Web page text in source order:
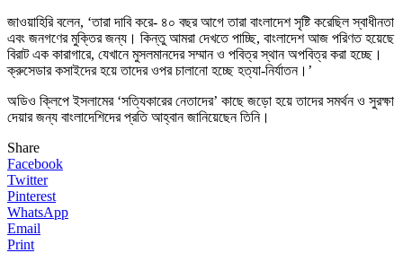
জাওয়াহিরি বলেন, ‘তারা দাবি করে- ৪০ বছর আগে তারা বাংলাদেশ সৃষ্টি করেছিল স্বাধীনতা
এবং জনগণের মুক্তির জন্য। কিন্তু আমরা দেখতে পাচ্ছি, বাংলাদেশ আজ পরিণত হয়েছে
বিরাট এক কারাগারে, যেখানে মুসলমানদের সম্মান ও পবিত্র স্থান অপবিত্র করা হচ্ছে।
ক্রুসেডার কসাইদের হয়ে তাদের ওপর চালানো হচ্ছে হত্যা-নির্যাতন।’
অডিও ক্লিপে ইসলামের ‘সত্যিকারের নেতাদের’ কাছে জড়ো হয়ে তাদের সমর্থন ও সুরক্ষা
দেয়ার জন্য বাংলাদেশিদের প্রতি আহ্বান জানিয়েছেন তিনি।
Share
Facebook
Twitter
Pinterest
WhatsApp
Email
Print